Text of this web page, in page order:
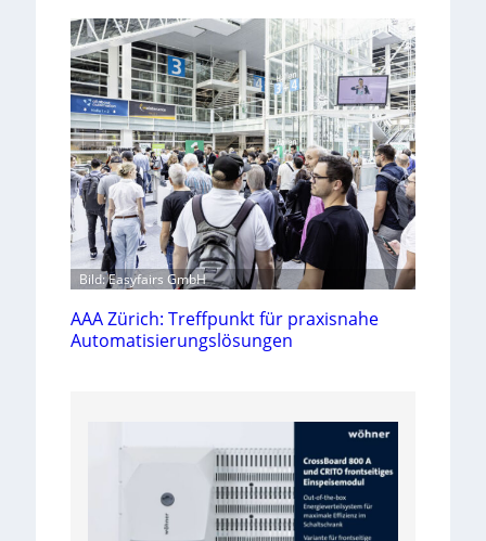
Bild: Easyfairs GmbH
AAA Zürich: Treffpunkt für praxisnahe
Automatisierungslösungen